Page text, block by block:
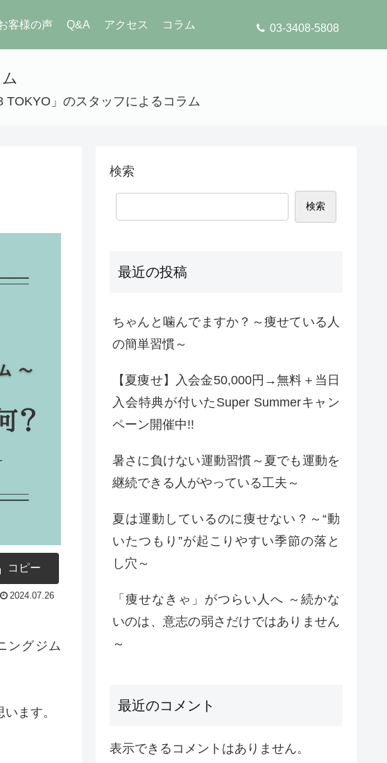
03-3408-5808
客様の声 Q&A アクセス コラム
TOKYO」のスタッフによるコラム
コピー
2024.07.26
ングジム
ます。
検索
検索
最近の投稿
ちゃんと噛んでますか？～痩せている人
の簡単習慣～
【夏痩せ】入会金50,000円→無料＋当日
入会特典が付いたSuper Summerキャン
ペーン開催中!!
暑さに負けない運動習慣～夏でも運動を
継続できる人がやっている工夫～
夏は運動しているのに痩せない？～“動
いたつもり”が起こりやすい季節の落と
し穴～
「痩せなきゃ」がつらい人へ ～続かな
いのは、意志の弱さだけではありません
～
最近のコメント
表示できるコメントはありません。